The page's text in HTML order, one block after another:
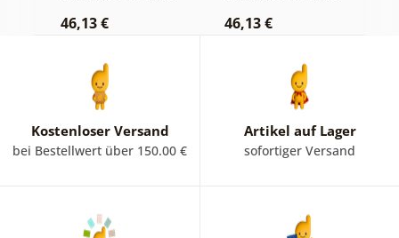
46,13 € 46,13 €
Kostenloser Versand
bei Bestellwert über 150.00 €
Artikel auf Lager
sofortiger Versand